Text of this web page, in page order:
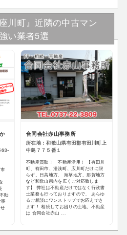
川町』近隣の中古マン
い業者5選
動
合同会社赤山事務所
所在地：和歌山県有田郡有田川町上
中島７７５番１
不動産買取！ 不動産活用！ 【有田川
町、有田市、湯浅町、広川町だけに限
らず、日高地方、 海草地方、那賀地方
など和歌山県内を広くご対応致しま
す】 弊社は不動産だけではなく行政書
士業務も行っておりますので、 あらゆ
るご相談にワンストップでお応えでき
ます！ 相続してお困りの土地、不動産
は 合同会社赤山 ...